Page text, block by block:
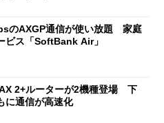
のAXGP通信が使い放題 家庭
ビス「SoftBank Air」
2+ルーターが2機種登場 下
に通信が高速化